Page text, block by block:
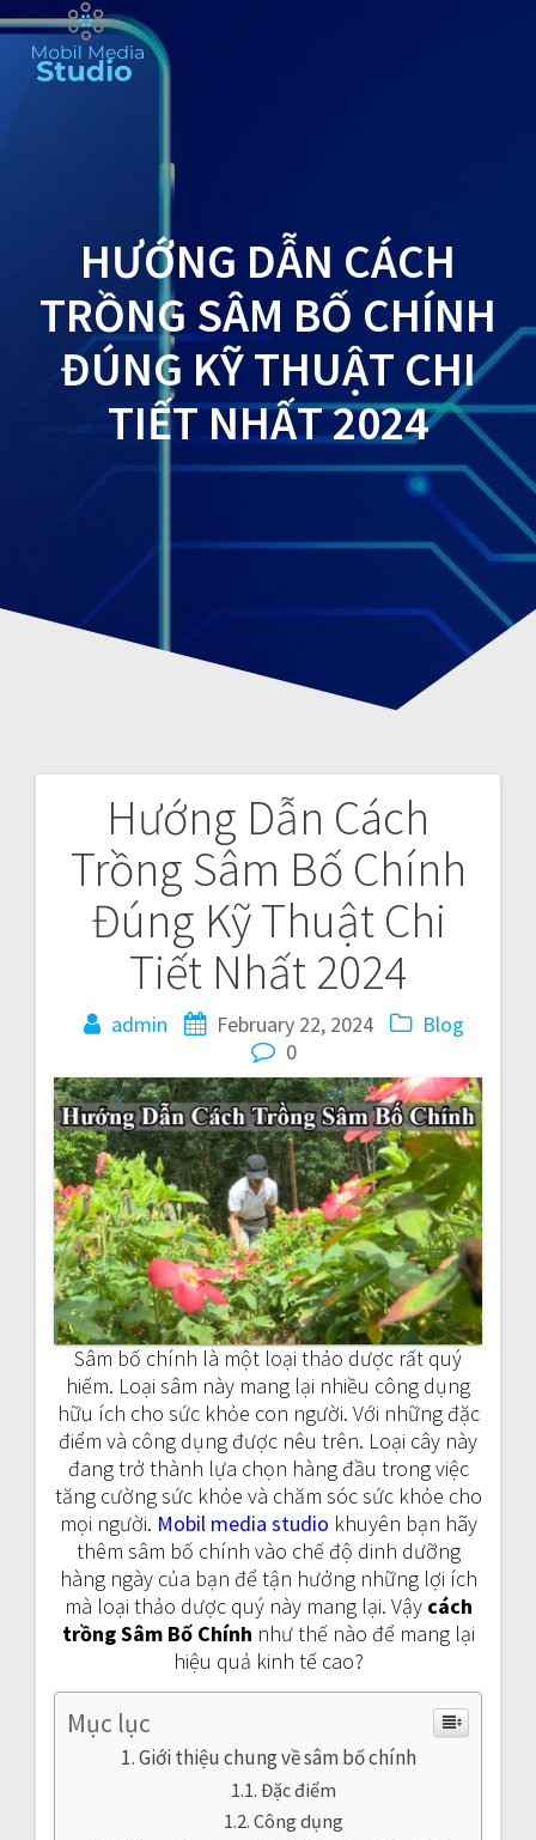
HƯỚNG DẪN CÁCH
TRỒNG SÂM BỐ CHÍNH
ĐÚNG KỸ THUẬT CHI
TIẾT NHẤT 2024
Hướng Dẫn Cách
Trồng Sâm Bố Chính
Đúng Kỹ Thuật Chi
Tiết Nhất 2024
admin February 22, 2024
Blog
0
Sâm bố chính là một loại thảo dược rất quý
hiếm. Loại sâm này mang lại nhiều công dụng
hữu ích cho sức khỏe con người. Với những đặc
điểm và công dụng được nêu trên. Loại cây này
đang trở thành lựa chọn hàng đầu trong việc
tăng cường sức khỏe và chăm sóc sức khỏe cho
mọi người. Mobil media studio khuyên bạn hãy
thêm sâm bố chính vào chế độ dinh dưỡng
hàng ngày của bạn để tận hưởng những lợi ích
mà loại thảo dược quý này mang lại. Vậy cách
trồng Sâm Bố Chính như thế nào để mang lại
hiệu quả kinh tế cao?
Mục lục
Giới thiệu chung về sâm bố chính
Đặc điểm
Công dụng
a
v
g
a
o
n